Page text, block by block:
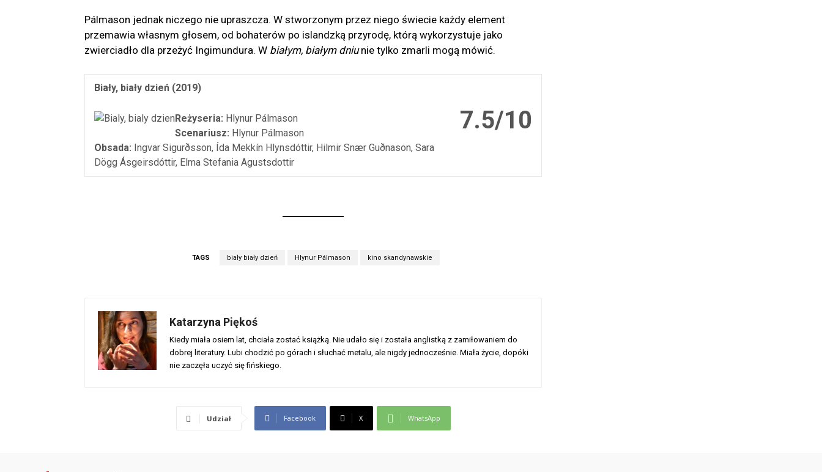
Pálmason jednak niczego nie upraszcza. W stworzonym przez niego świecie każdy element
przemawia własnym głosem, od bohaterów po islandzką przyrodę, którą wykorzystuje jako
zwierciadło dla przeżyć Ingimundura. W białym, białym dniunie tylko zmarli mogą mówić.
7.5/10
Biały, biały dzień (2019)
Reżyseria: Hlynur Pálmason
Scenariusz: Hlynur Pálmason
Obsada: Ingvar Sigurðsson, Ída Mekkín Hlynsdóttir, Hilmir Snær Guðnason, Sara
Dögg Ásgeirsdóttir, Elma Stefania Agustsdottir
TAGS biały biały dzień Hlynur Pálmason kino skandynawskie
Katarzyna Piękoś
Kiedy miała osiem lat, chciała zostać książką. Nie udało się i została anglistką z zamiłowaniem do
dobrej literatury. Lubi chodzić po górach i słuchać metalu, ale nigdy jednocześnie. Miała życie, dopóki
nie zaczęła uczyć się fińskiego.
Udział Facebook X WhatsApp